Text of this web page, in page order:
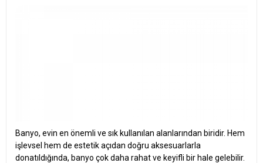
Banyo, evin en önemli ve sık kullanılan alanlarından biridir. Hem
işlevsel hem de estetik açıdan doğru aksesuarlarla
donatıldığında, banyo çok daha rahat ve keyifli bir hale gelebilir.